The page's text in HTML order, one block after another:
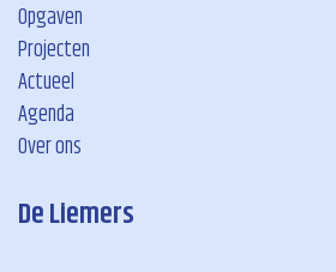
Opgaven
Projecten
Actueel
Agenda
Over ons
De Liemers